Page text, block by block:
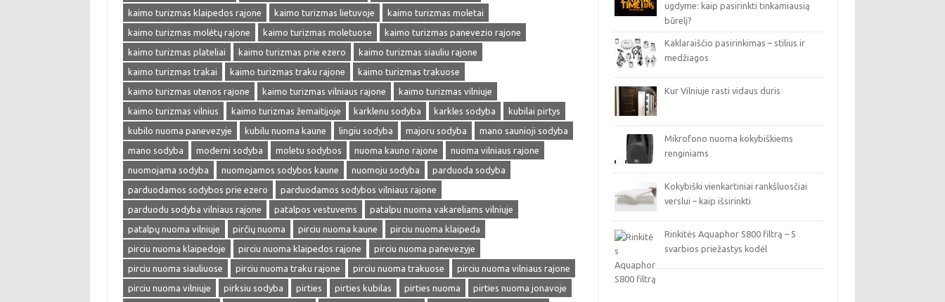
kaimo turizmas klaipedos rajone
kaimo turizmas lietuvoje
kaimo turizmas moletai
kaimo turizmas molėtų rajone
kaimo turizmas moletuose
kaimo turizmas panevezio rajone
kaimo turizmas plateliai
kaimo turizmas prie ezero
kaimo turizmas siauliu rajone
kaimo turizmas trakai
kaimo turizmas traku rajone
kaimo turizmas trakuose
kaimo turizmas utenos rajone
kaimo turizmas vilniaus rajone
kaimo turizmas vilniuje
kaimo turizmas vilnius
kaimo turizmas žemaitijoje karklenu sodyba karkles sodyba
kubilai pirtys
kubilo nuoma panevezyje
kubilu nuoma kaune lingiu sodyba majoru sodyba
mano saunioji sodyba
mano sodyba
moderni sodyba moletu sodybos nuoma kauno rajone
nuoma vilniaus rajone
nuomojama sodyba
nuomojamos sodybos kaune nuomoju sodyba
parduoda sodyba
parduodamos sodybos prie ezero
parduodamos sodybos vilniaus rajone
parduodu sodyba vilniaus rajone
patalpos vestuvems
patalpu nuoma vakareliams vilniuje
patalpų nuoma vilniuje
pirčių nuoma pirciu nuoma kaune
pirciu nuoma klaipeda
pirciu nuoma klaipedoje
pirciu nuoma klaipedos rajone
pirciu nuoma panevezyje
pirciu nuoma siauliuose
pirciu nuoma traku rajone pirciu nuoma trakuose
pirciu nuoma vilniaus rajone
pirciu nuoma vilniuje
pirksiu sodyba pirties pirties kubilas pirties nuoma
pirties nuoma jonavoje
ugdyme: kaip pasirinkti tinkamiausią
būrelį?
Kaklaraiščio pasirinkimas – stilius ir
medžiagos
Kur Vilniuje rasti vidaus duris
Mikrofono nuoma kokybiškiems
renginiams
Kokybiški vienkartiniai rankšluosčiai
verslui – kaip išsirinkti
Rinkitės Aquaphor S800 filtrą – 5
svarbios priežastys kodėl